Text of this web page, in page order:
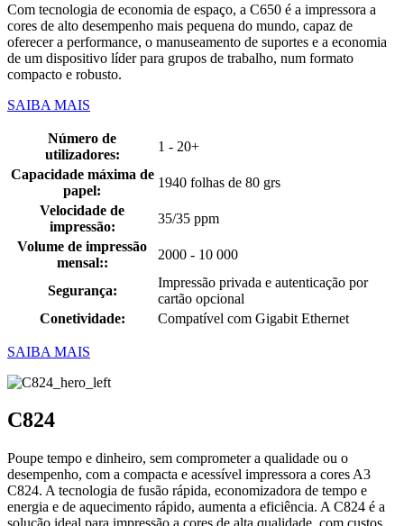
Com tecnologia de economia de espaço, a C650 é a impressora a
cores de alto desempenho mais pequena do mundo, capaz de
oferecer a performance, o manuseamento de suportes e a economia
de um dispositivo líder para grupos de trabalho, num formato
compacto e robusto.
SAIBA MAIS
Número de
utilizadores:
1 - 20+
Capacidade máxima de
papel:
1940 folhas de 80 grs
Velocidade de
impressão:
35/35 ppm
Volume de impressão
mensal::
2000 - 10 000
Segurança:
Impressão privada e autenticação por
cartão opcional
Conetividade:
Compatível com Gigabit Ethernet
SAIBA MAIS
C824
Poupe tempo e dinheiro, sem comprometer a qualidade ou o
desempenho, com a compacta e acessível impressora a cores A3
C824. A tecnologia de fusão rápida, economizadora de tempo e
energia e de aquecimento rápido, aumenta a eficiência. A C824 é a